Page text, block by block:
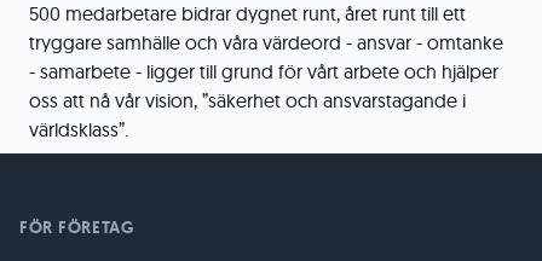
500 medarbetare bidrar dygnet runt, året runt till ett
tryggare samhälle och våra värdeord - ansvar - omtanke
- samarbete - ligger till grund för vårt arbete och hjälper
oss att nå vår vision, ”säkerhet och ansvarstagande i
världsklass”.
FÖR FÖRETAG